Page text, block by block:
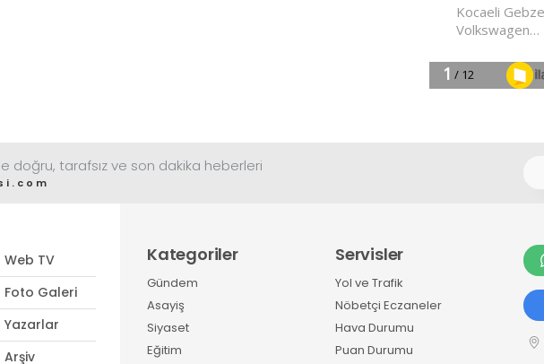
doğru, tarafsız ve son dakika heberleri
Web TV
Foto Galeri
Yazarlar
Arşiv
Kategoriler
Gündem
Asayiş
Siyaset
Eğitim
Servisler
Yol ve Trafik
Nöbetçi Eczaneler
Hava Durumu
Puan Durumu